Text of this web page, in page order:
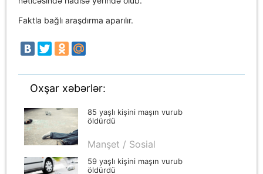
Faktla bağlı araşdırma aparılır.
Oxşar xəbərlər:
85 yaşlı kişini maşın vurub
öldürdü
Manşet / Sosial
59 yaşlı kişini maşın vurub
öldürdü